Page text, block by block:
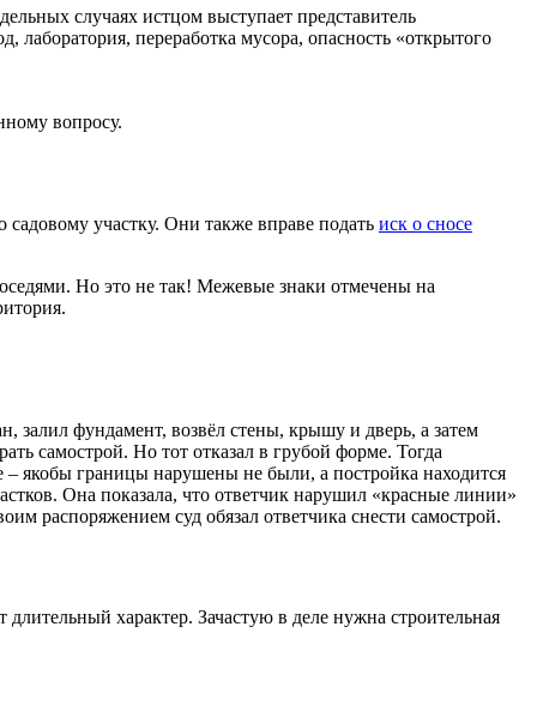
случаях истцом выступает представитель
лаборатория, переработка мусора, опасность «открытого
вопросу.
участку. Они также вправе подать иск о сносе
Но это не так! Межевые знаки отмечены на
залил фундамент, возвёл стены, крышу и дверь, а затем
самострой. Но тот отказал в грубой форме. Тогда
якобы границы нарушены не были, а постройка находится
Она показала, что ответчик нарушил «красные линии»
распоряжением суд обязал ответчика снести самострой.
характер. Зачастую в деле нужна строительная